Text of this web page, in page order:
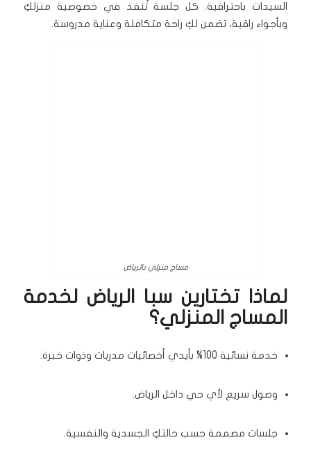
السيدات باحترافية. كل جلسة تُنفذ في خصوصية منزلكِ
وبأجواء راقية، تضمن لكِ راحة متكاملة وعناية مدروسة.
مساج منزلي بالرياض
لماذا تختارين سبا الرياض لخدمة
المساج المنزلي؟
خدمة نسائية 100% بأيدي أخصائيات مدربات وذوات خبرة.
وصول سريع لأي حي داخل الرياض.
جلسات مصممة حسب حالتكِ الجسدية والنفسية.